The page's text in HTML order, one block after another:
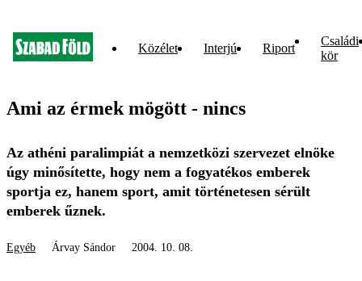
Közélet Interjú Riport
Családi
kör
Ami az érmek mögött - nincs
Az athéni paralimpiát a nemzetközi szervezet elnöke
úgy minősítette, hogy nem a fogyatékos emberek
sportja ez, hanem sport, amit történetesen sérült
emberek űznek.
Egyéb Árvay Sándor 2004. 10. 08.